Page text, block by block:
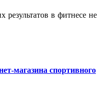
результатов в фитнесе не
магазина спортивного